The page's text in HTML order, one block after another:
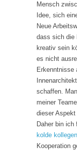
Mensch
Idee, sich
Neue
dass sich die
kreativ sein
es nicht
Erkenntnisse
schaffen.
meiner
dieser
Daher bin ich
kolde
Kooperation